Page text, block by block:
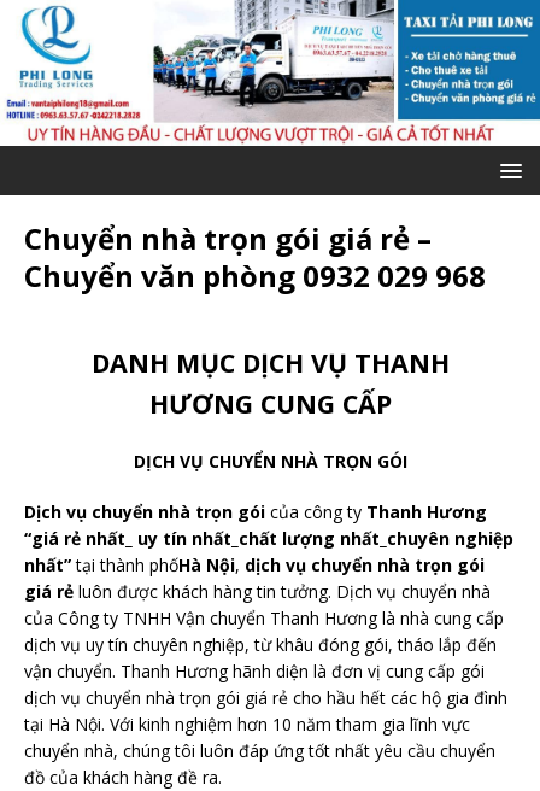
Chuyển nhà trọn gói giá rẻ –
Chuyển văn phòng 0932 029 968
DANH MỤC DỊCH VỤ THANH
HƯƠNG CUNG CẤP
DỊCH VỤ CHUYỂN NHÀ TRỌN GÓI
Dịch vụ chuyển nhà trọn gói của công ty Thanh Hương
“giá rẻ nhất_ uy tín nhất_chất lượng nhất_chuyên nghiệp
nhất”tại thành phốHà Nội, dịch vụ chuyển nhà trọn gói
giá rẻ luôn được khách hàng tin tưởng. Dịch vụ chuyển nhà
của Công ty TNHH Vận chuyển Thanh Hương là nhà cung cấp
dịch vụ uy tín chuyên nghiệp, từ khâu đóng gói, tháo lắp đến
vận chuyển. Thanh Hương hãnh diện là đơn vị cung cấp gói
dịch vụ chuyển nhà trọn gói giá rẻ cho hầu hết các hộ gia đình
tại Hà Nội. Với kinh nghiệm hơn 10 năm tham gia lĩnh vực
chuyển nhà, chúng tôi luôn đáp ứng tốt nhất yêu cầu chuyển
đồ của khách hàng đề ra.